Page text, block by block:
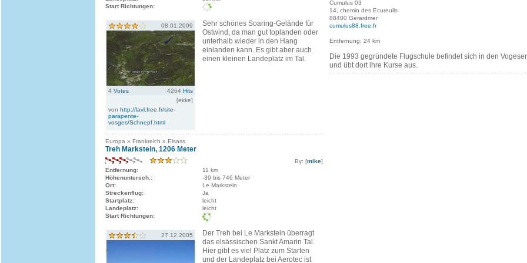
Start Richtungen:
08.01.2009
4 Votes 4264 Hits
[ekke]
von http://lavl.free.fr/site-
parapente-
vosges/Schnepf.html
Sehr schönes Soaring-Gelände für
Ostwind, da man gut toplanden oder
unterhalb wieder in den Hang
einlanden kann. Es gibt aber auch
einen kleinen Landeplatz im Tal.
Europa » Frankreich » Elsass
Treh Markstein, 1206 Meter
By: [mike]
Entfernung:
11 km
Höhenuntersch.:
-39 bis 746 Meter
Ort:
Le Markstein
Streckenflug:
Ja
Startplatz:
leicht
Landeplatz:
leicht
Start Richtungen:
27.12.2005
Der Treh bei Le Markstein überragt
das elsässischen Sankt Amarin Tal.
Hier gibt es viel Platz zum Starten
und der Landeplatz bei Aerotec ist
Cumulus 03
14, chemin des Ecureuils
88400 Gerardmer
cumulus88.free.fr
Entfernung: 24 km
Die 1993 gegründete Flugschule befindet sich in den
und übt dort ihre Kurse aus.